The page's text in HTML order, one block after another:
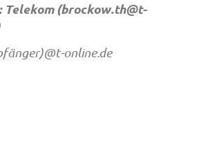
Telekom (brockow.th@t-
online.de